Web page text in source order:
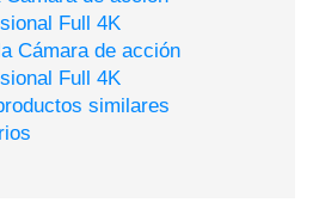
Full 4K
Cámara de acción
Full 4K
similares